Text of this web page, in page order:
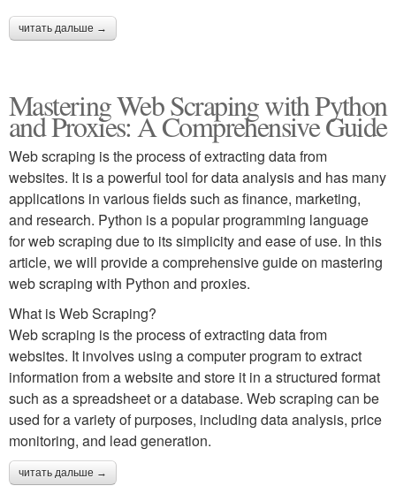
читать дальше →
Mastering Web Scraping with Python
and Proxies: A Comprehensive Guide
Web scraping is the process of extracting data from
websites. It is a powerful tool for data analysis and has many
applications in various fields such as finance, marketing,
and research. Python is a popular programming language
for web scraping due to its simplicity and ease of use. In this
article, we will provide a comprehensive guide on mastering
web scraping with Python and proxies.
What is Web Scraping?
Web scraping is the process of extracting data from
websites. It involves using a computer program to extract
information from a website and store it in a structured format
such as a spreadsheet or a database. Web scraping can be
used for a variety of purposes, including data analysis, price
monitoring, and lead generation.
читать дальше →